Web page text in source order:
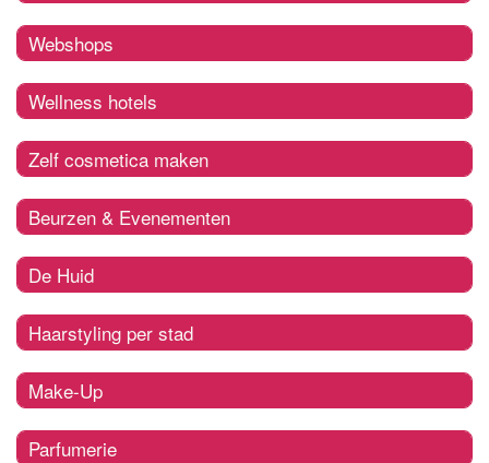
Webshops
Wellness hotels
Zelf cosmetica maken
Beurzen & Evenementen
De Huid
Haarstyling per stad
Make-Up
Parfumerie